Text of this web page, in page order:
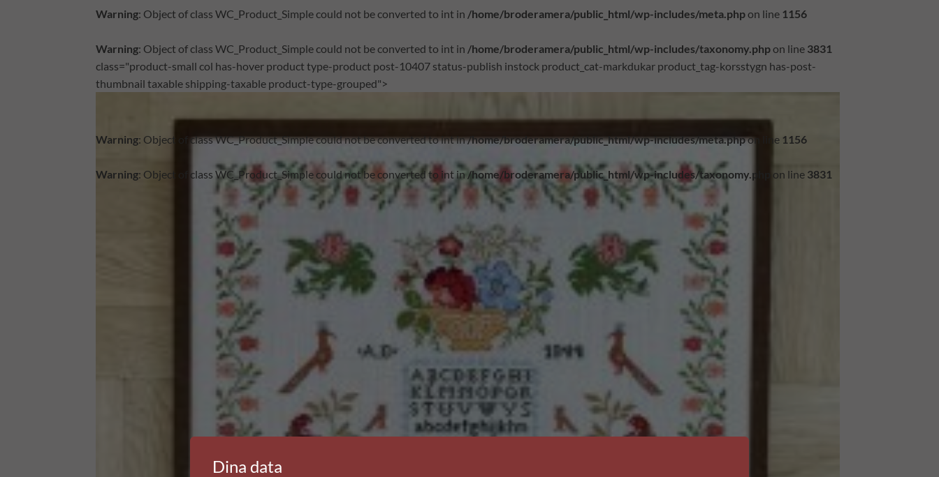
Warning: Object of class WC_Product_Simple could not be converted to int in /home/broderamera/public_html/wp-includes/meta.phpon line 1156
Warning: Object of class WC_Product_Simple could not be converted to int in /home/broderamera/public_html/wp-includes/taxonomy.phpon line 3831
class="product-small col has-hover product type-product post-10407 status-publish instock product_cat-markdukar product_tag-korsstygn has-post-
thumbnail taxable shipping-taxable product-type-grouped">
Warning: Object of class WC_Product_Simple could not be converted to int in/home/broderamera/public_html/wp-includes/meta.phpon line 1156
Warning: Object of class WC_Product_Simple could not be converted to int in /home/broderamera/public_html/wp-includes/taxonomy.php on line 3831
Dina data